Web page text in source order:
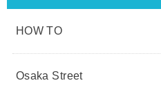
HOW TO
Osaka Street